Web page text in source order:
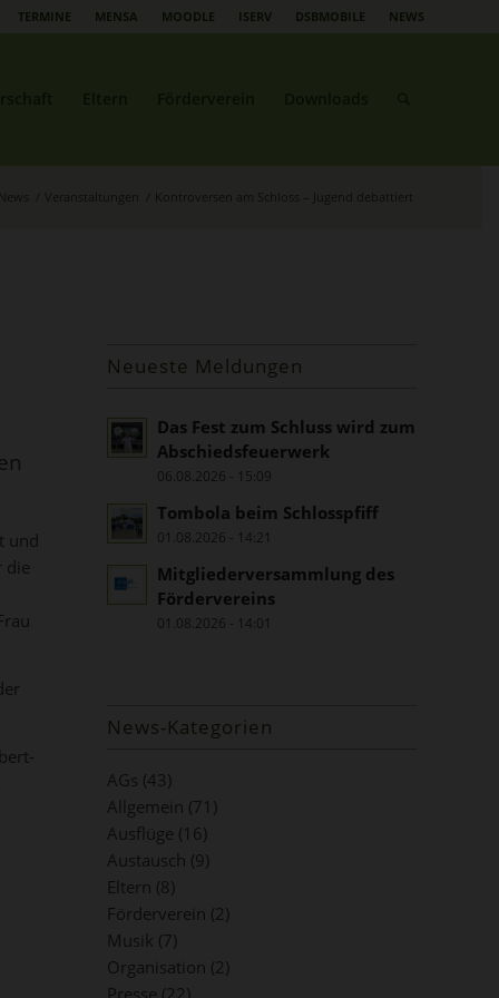
TERMINE MENSA MOODLE ISERV DSBMOBILE NEWS
News Veranstaltungen Kontroversen am Schloss – Jugend debattiert
und
die
Neueste Meldungen
Das Fest zum Schluss wird zum
Abschiedsfeuerwerk
06.08.2026 - 15:09
Tombola beim Schlosspfiff
01.08.2026 - 14:21
Mitgliederversammlung des
Fördervereins
01.08.2026 - 14:01
News-Kategorien
AGs (43)
Allgemein (71)
Ausflüge (16)
Austausch (9)
Eltern (8)
Förderverein (2)
Musik (7)
Organisation (2)
Presse (22)